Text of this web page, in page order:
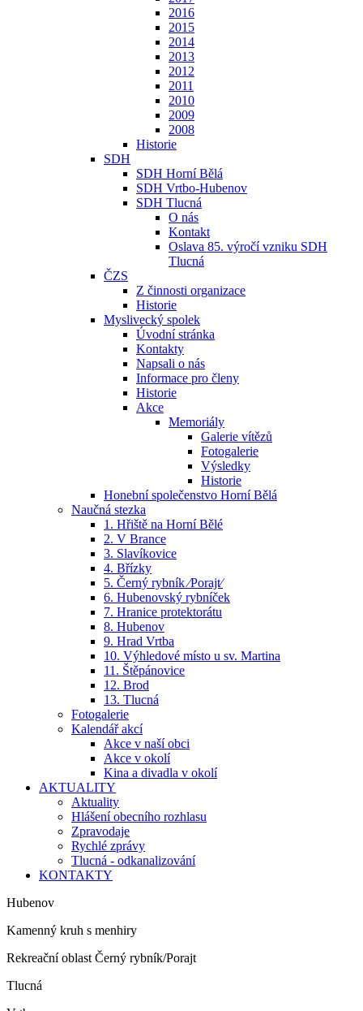
2016
2015
2014
2013
2012
2011
2010
2009
2008
Historie
SDH
SDH Horní Bělá
SDH Vrtbo-Hubenov
SDH Tlucná
O nás
Kontakt
Oslava 85. výročí vzniku SDH
Tlucná
ČZS
Z činnosti organizace
Historie
Myslivecký spolek
Úvodní stránka
Kontakty
Napsali o nás
Informace pro členy
Historie
Akce
Memoriály
Galerie vítězů
Fotogalerie
Výsledky
Historie
Honební společenstvo Horní Bělá
Naučná stezka
1. Hřiště na Horní Bělé
2. V Brance
3. Slavíkovice
4. Břízky
5. Černý rybník ⁄Porajt⁄
6. Hubenovský rybníček
7. Hranice protektorátu
8. Hubenov
9. Hrad Vrtba
10. Výhledové místo u sv. Martina
11. Štěpánovice
12. Brod
13. Tlucná
Fotogalerie
Kalendář akcí
Akce v naší obci
Akce v okolí
Kina a divadla v okolí
AKTUALITY
Aktuality
Hlášení obecního rozhlasu
Zpravodaje
Rychlé zprávy
Tlucná - odkanalizování
KONTAKTY
Hubenov
Kamenný kruh s menhiry
Rekreační oblast Černý rybník/Porajt
Tlucná